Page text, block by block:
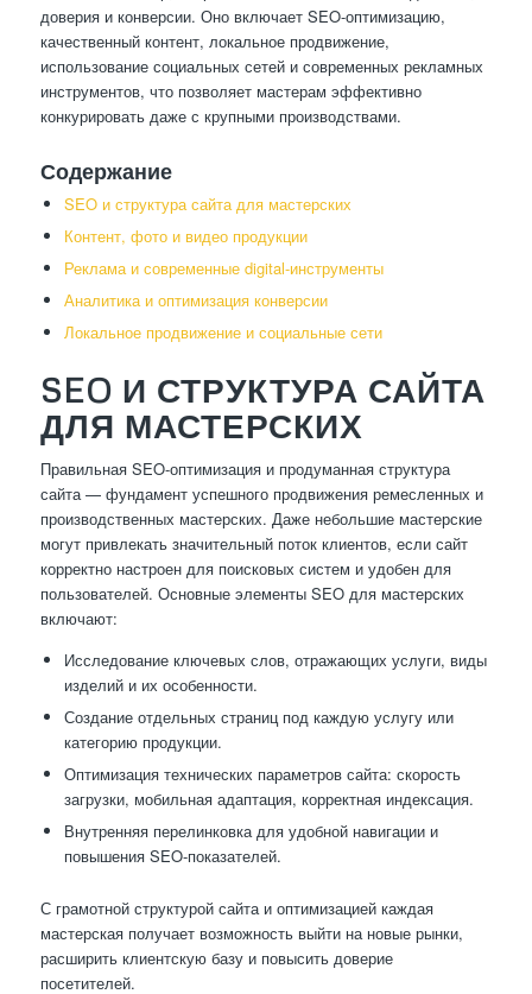
доверия и конверсии. Оно включает SEO-оптимизацию,
качественный контент, локальное продвижение,
использование социальных сетей и современных рекламных
инструментов, что позволяет мастерам эффективно
конкурировать даже с крупными производствами.
Содержание
SEO и структура сайта для мастерских
Контент, фото и видео продукции
Реклама и современные digital-инструменты
Аналитика и оптимизация конверсии
Локальное продвижение и социальные сети
SEO И СТРУКТУРА САЙТА
ДЛЯ МАСТЕРСКИХ
Правильная SEO-оптимизация и продуманная структура
сайта — фундамент успешного продвижения ремесленных и
производственных мастерских. Даже небольшие мастерские
могут привлекать значительный поток клиентов, если сайт
корректно настроен для поисковых систем и удобен для
пользователей. Основные элементы SEO для мастерских
включают:
Исследование ключевых слов, отражающих услуги, виды
изделий и их особенности.
Создание отдельных страниц под каждую услугу или
категорию продукции.
Оптимизация технических параметров сайта: скорость
загрузки, мобильная адаптация, корректная индексация.
Внутренняя перелинковка для удобной навигации и
повышения SEO-показателей.
С грамотной структурой сайта и оптимизацией каждая
мастерская получает возможность выйти на новые рынки,
расширить клиентскую базу и повысить доверие
посетителей.